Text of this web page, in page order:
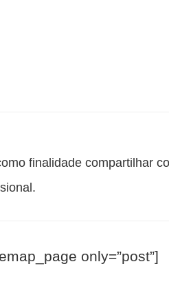
finalidade compartilhar
only=”post”]